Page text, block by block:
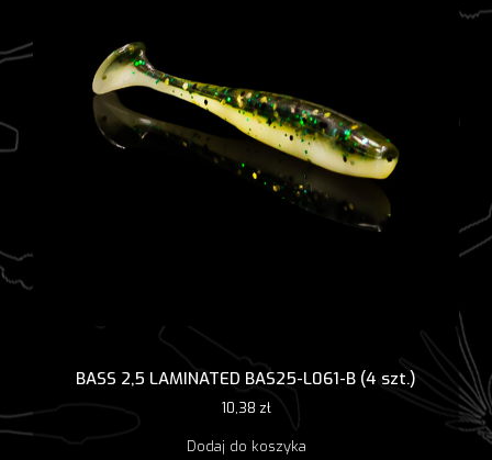
BASS 2,5 LAMINATED BAS25-L061-B (4 szt.)
10,38 zł
Dodaj do koszyka